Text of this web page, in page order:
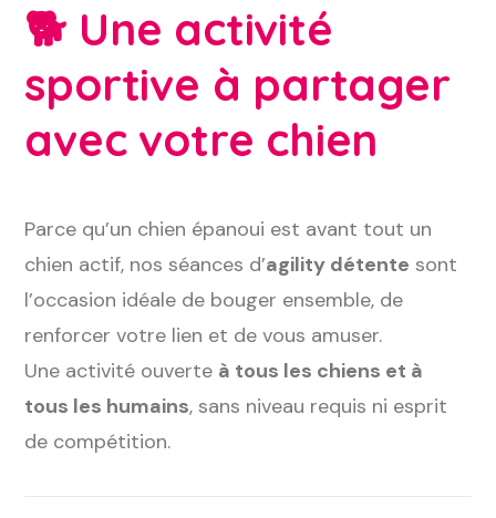
🐕 Une activité
sportive à partager
avec votre chien
Parce qu’un chien épanoui est avant tout un
chien actif, nos séances d’agility détente sont
l’occasion idéale de bouger ensemble, de
renforcer votre lien et de vous amuser.
Une activité ouverte à tous les chiens et à
tous les humains, sans niveau requis ni esprit
de compétition.